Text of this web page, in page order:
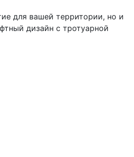
для вашей территории, но и
дизайн с тротуарной